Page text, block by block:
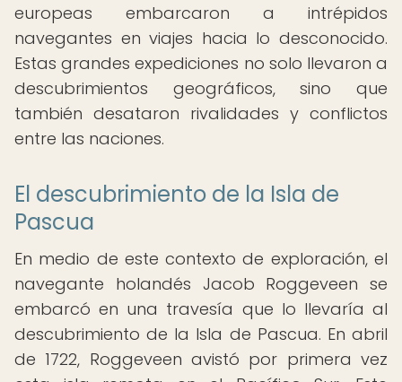
europeas embarcaron a intrépidos
navegantes en viajes hacia lo desconocido.
Estas grandes expediciones no solo llevaron a
descubrimientos geográficos, sino que
también desataron rivalidades y conflictos
entre las naciones.
El descubrimiento de la Isla de
Pascua
En medio de este contexto de exploración, el
navegante holandés Jacob Roggeveen se
embarcó en una travesía que lo llevaría al
descubrimiento de la Isla de Pascua. En abril
de 1722, Roggeveen avistó por primera vez